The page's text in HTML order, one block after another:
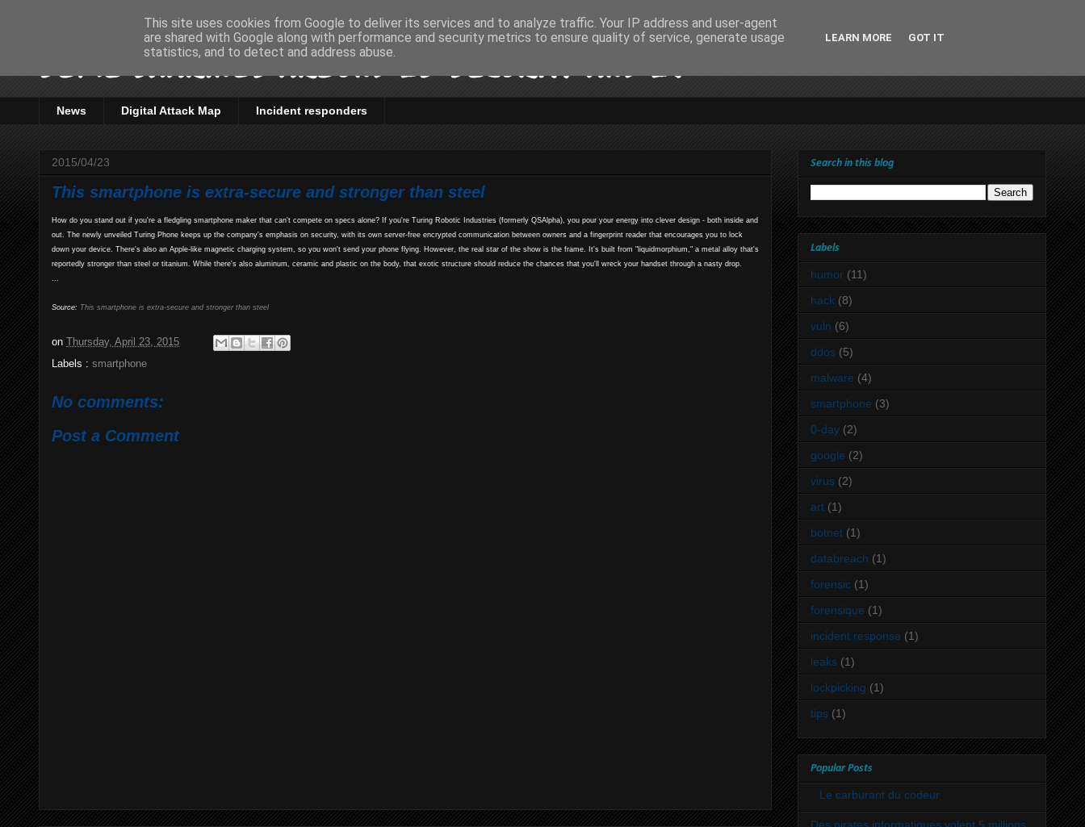
Some sharings around IS Security and IT
News Digital Attack Map Incident responders
2015/04/23
This smartphone is extra-secure and stronger than steel
How do you stand out if you're a fledgling smartphone maker that can't compete on specs alone? If you're Turing Robotic Industries (formerly QSAlpha), you pour your energy into clever design - both inside and
out. The newly unveiled Turing Phone keeps up the company's emphasis on security, with its own server-free encrypted communication between owners and a fingerprint reader that encourages you to lock
down your device. There's also an Apple-like magnetic charging system, so you won't send your phone flying. However, the real star of the show is the frame. It's built from "liquidmorphium," a metal alloy that's
reportedly stronger than steel or titanium. While there's also aluminum, ceramic and plastic on the body, that exotic structure should reduce the chances that you'll wreck your handset through a nasty drop.
Source: This smartphone is extra-secure and stronger than steel
on Thursday, April 23, 2015
Labels : smartphone
No comments:
Post a Comment
Search in this blog
Labels
humor (11)
hack (8)
vuln (6)
ddos (5)
malware (4)
smartphone (3)
0-day (2)
google (2)
virus (2)
art (1)
botnet (1)
databreach (1)
forensic (1)
forensique (1)
incident response (1)
leaks (1)
lockpicking (1)
tips (1)
Popular Posts
Le carburant du codeur
This site uses cookies from Google to deliver its services and to analyze traffic. Your IP address and user-agent
are shared with Google along with performance and security metrics to ensure quality of service, generate usage
statistics, and to detect and address abuse.
LEARN MORE GOT IT